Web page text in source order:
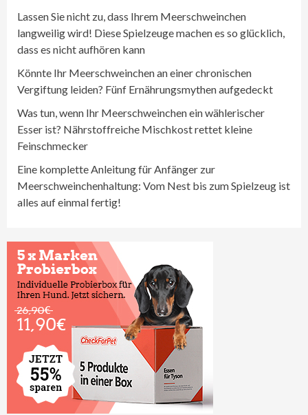
Lassen Sie nicht zu, dass Ihrem Meerschweinchen
langweilig wird! Diese Spielzeuge machen es so glücklich,
dass es nicht aufhören kann
Könnte Ihr Meerschweinchen an einer chronischen
Vergiftung leiden? Fünf Ernährungsmythen aufgedeckt
Was tun, wenn Ihr Meerschweinchen ein wählerischer
Esser ist? Nährstoffreiche Mischkost rettet kleine
Feinschmecker
Eine komplette Anleitung für Anfänger zur
Meerschweinchenhaltung: Vom Nest bis zum Spielzeug ist
alles auf einmal fertig!